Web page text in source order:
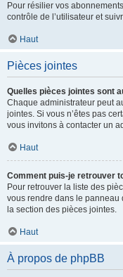
Pour résilier vos
contrôle de l’utilisateur et
Haut
Pièces jointes
Quelles pièces jointes sont
Chaque administrateur peut
jointes. Si vous n’êtes pas
vous invitons à contacter un
Haut
Comment puis-je retrouver
Pour retrouver la liste des
vous rendre dans le panneau
la section des pièces jointes.
Haut
À propos de phpBB